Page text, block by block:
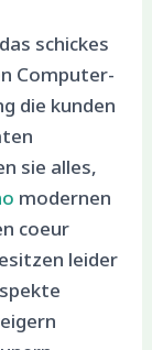
schickes
Computer-
die kunden
sie alles,
modernen
coeur
leider